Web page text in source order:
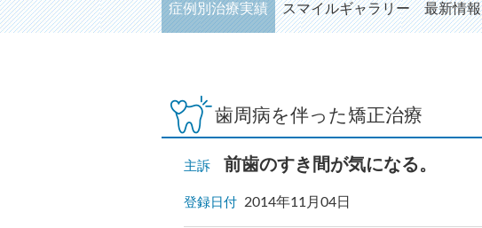
症例別治療実績 スマイルギャラリー 最新情報
歯周病を伴った矯正治療
主訴 前歯のすき間が気になる。
登録日付 2014年11月04日